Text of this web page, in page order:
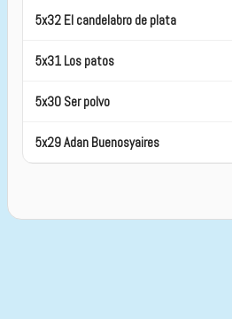
5x32 El candelabro de plata
5x31 Los patos
5x30 Ser polvo
5x29 Adan Buenosyaires
5x27 El hablador